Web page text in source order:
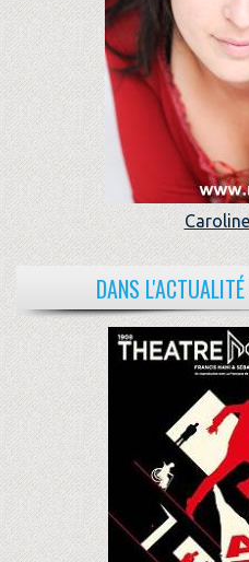
DANS L'ACTUALITÉ